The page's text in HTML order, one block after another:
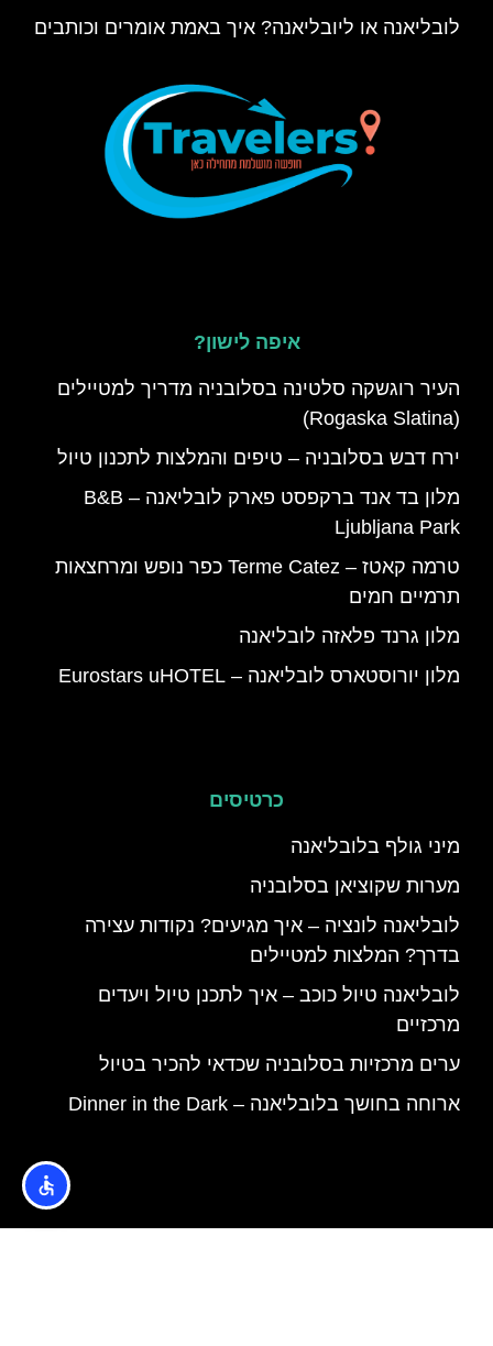
לובליאנה או ליובליאנה? איך באמת אומרים וכותבים
איפה לישון?
העיר רוגשקה סלטינה בסלובניה מדריך למטיילים
(Rogaska Slatina)
ירח דבש בסלובניה – טיפים והמלצות לתכנון טיול
מלון בד אנד ברקפסט פארק לובליאנה – B&B
Ljubljana Park
טרמה קאטז – Terme Catez כפר נופש ומרחצאות
תרמיים חמים
מלון גרנד פלאזה לובליאנה
מלון יורוסטארס לובליאנה – Eurostars uHOTEL
כרטיסים
מיני גולף בלובליאנה
מערות שקוציאן בסלובניה
לובליאנה לונציה – איך מגיעים? נקודות עצירה
בדרך? המלצות למטיילים
לובליאנה טיול כוכב – איך לתכנן טיול ויעדים
מרכזיים
ערים מרכזיות בסלובניה שכדאי להכיר בטיול
ארוחה בחושך בלובליאנה – Dinner in the Dark